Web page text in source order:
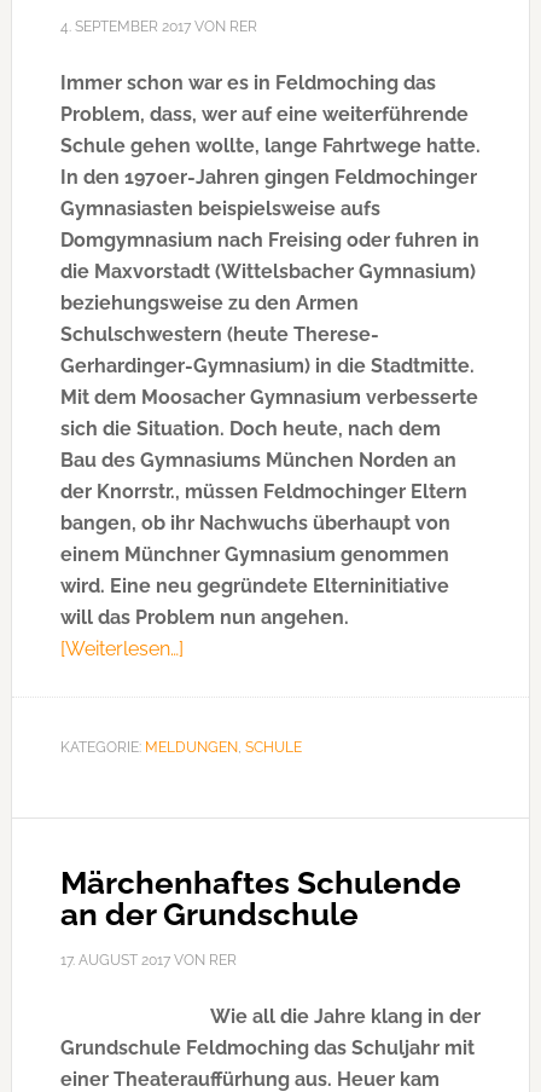
4. SEPTEMBER 2017VON RER
Immer schon war es in Feldmoching das
Problem, dass, wer auf eine weiterführende
Schule gehen wollte, lange Fahrtwege hatte.
In den 1970er-Jahren gingen Feldmochinger
Gymnasiasten beispielsweise aufs
Domgymnasium nach Freising oder fuhren in
die Maxvorstadt (Wittelsbacher Gymnasium)
beziehungsweise zu den Armen
Schulschwestern (heute Therese-
Gerhardinger-Gymnasium) in die Stadtmitte.
Mit dem Moosacher Gymnasium verbesserte
sich die Situation. Doch heute, nach dem
Bau des Gymnasiums München Norden an
der Knorrstr., müssen Feldmochinger Eltern
bangen, ob ihr Nachwuchs überhaupt von
einem Münchner Gymnasium genommen
wird. Eine neu gegründete Elterninitiative
will das Problem nun angehen.
[Weiterlesen…]
sollen
gehen?
KATEGORIE: MELDUNGEN, SCHULE
Märchenhaftes Schulende
an der Grundschule
17. AUGUST 2017VON RER
Wie all die Jahre klang in der
Grundschule Feldmoching das Schuljahr mit
einer Theaterauffürhung aus. Heuer kam